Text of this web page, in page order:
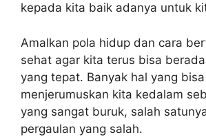
kepada kita baik adanya untuk
Amalkan pola hidup dan cara
sehat agar kita terus bisa
yang tepat. Banyak hal yang bisa
menjerumuskan kita kedalam
yang sangat buruk, salah
pergaulan yang salah.